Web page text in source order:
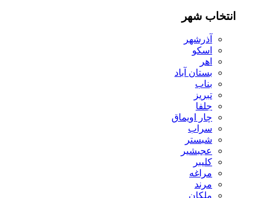
انتخاب شهر
آذرشهر
اسكو
اهر
بستان آباد
بناب
تبريز
جلفا
چار اويماق
سراب
شبستر
عجبشير
كليبر
مراغه
مرند
ملكان